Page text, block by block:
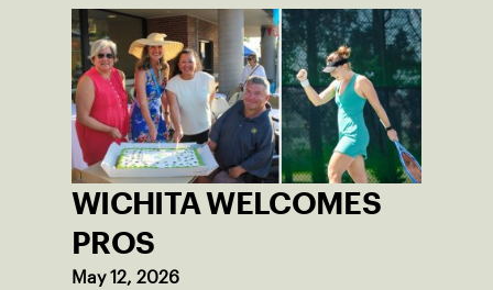
WICHITA WELCOMES
PROS
May 12, 2026